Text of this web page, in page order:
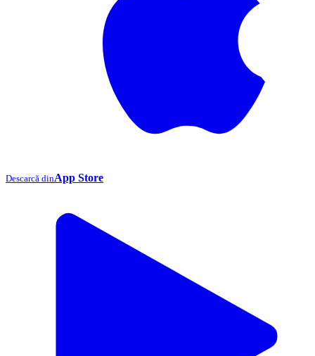
Descarcă dinApp Store